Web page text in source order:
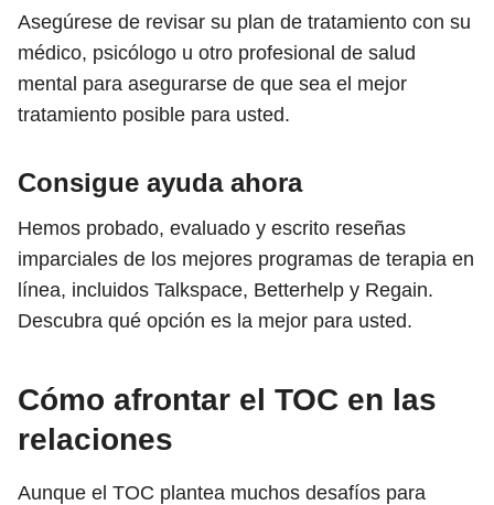
Asegúrese de revisar su plan de tratamiento con su
médico, psicólogo u otro profesional de salud
mental para asegurarse de que sea el mejor
tratamiento posible para usted.
Consigue ayuda ahora
Hemos probado, evaluado y escrito reseñas
imparciales de los mejores programas de terapia en
línea, incluidos Talkspace, Betterhelp y Regain.
Descubra qué opción es la mejor para usted.
Cómo afrontar el TOC en las
relaciones
Aunque el TOC plantea muchos desafíos para